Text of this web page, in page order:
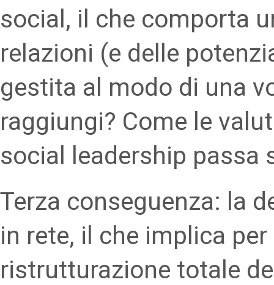
social, il che comporta
relazioni (e delle
gestita al modo di una
raggiungi? Come le
social leadership passa
Terza conseguenza: la
in rete, il che implica
ristrutturazione totale